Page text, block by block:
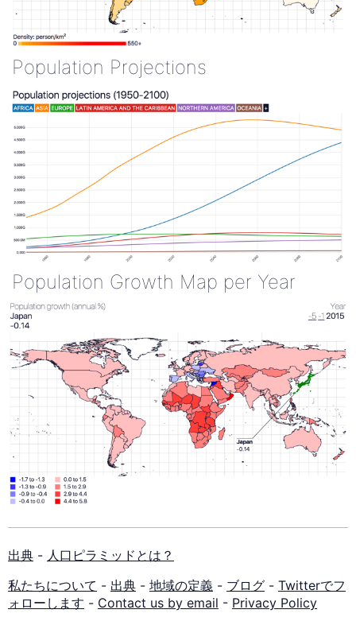
Population Projections
Population Growth Map per Year
出典 - 人口ピラミッドとは？
私たちについて - 出典 - 地域の定義 - ブログ - Twitterでフ
ォローします - Contact us by email - Privacy Policy